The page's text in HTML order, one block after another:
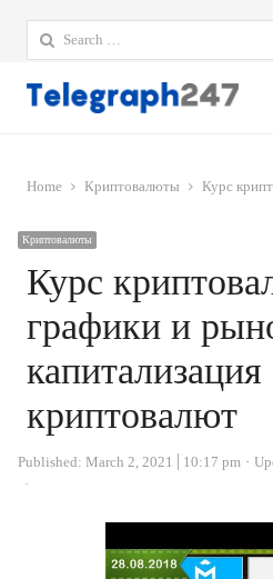
Search
for:
Home Криптовалюты Курс
Криптовалюты
Курс
графики и
капитализация
криптовалют
Published: March 2, 2021 10:17 pm